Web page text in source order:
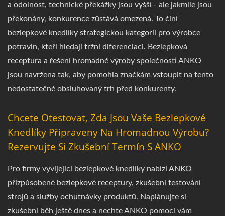
a odolnost, technické překážky jsou vyšší - ale jakmile jsou
překonány, konkurence zůstává omezená. To činí
bezlepkové knedlíky strategickou kategorií pro výrobce
potravin, kteří hledají tržní diferenciaci. Bezlepková
receptura a řešení hromadné výroby společnosti ANKO
jsou navržena tak, aby pomohla značkám vstoupit na tento
nedostatečně obsluhovaný trh před konkurenty.
Chcete Otestovat, Zda Jsou Vaše Bezlepkové
Knedlíky Připraveny Na Hromadnou Výrobu?
Rezervujte Si Zkušební Termín S ANKO
Pro firmy vyvíjející bezlepkové knedlíky nabízí ANKO
přizpůsobené bezlepkové receptury, zkušební testování
strojů a služby ochutnávky produktů. Naplánujte si
zkušební běh ještě dnes a nechte ANKO pomoci vám